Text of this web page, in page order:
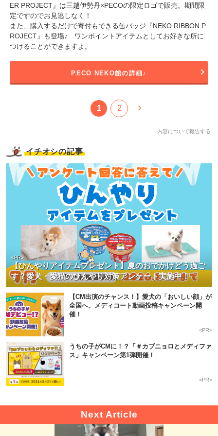
ER PROJECT』は三越伊勢丹×PECOの限定ロゴで販売。期間限
定ですのでお見逃しなく！
また、購入するだけで寄付もできる缶バッジ『NEKO RIBBON P
ROJECT』も登場♪ ワンポイントアイテムとしてお好きな所に
つけることができますよ。
PECO NEKO館の詳細♪
1 2
内容について報告する
イチオシの記事
【ひんやりアイテムプレゼント】夏のおでかけどう過ご
す？愛犬・愛猫のひんやり対策アンケート実施中！
<PR>
【CM出演のチャンス！】愛犬の「おいしい顔」が
全国へ。メディコート動画投稿キャンペーン開
催！
<PR>
うちの子がCMに！？「＃カブニョロとメディファ
ス」キャンペーン第1弾開催！
<PR>